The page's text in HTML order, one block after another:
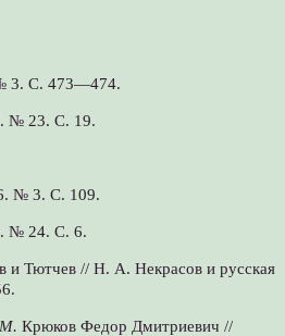
3. С. 473—474.
№ 23. С. 19.
№ 3. С. 109.
№ 24. С. 6.
и Тютчев // Н. А. Некрасов и русская
М. Крюков Федор Дмитриевич //